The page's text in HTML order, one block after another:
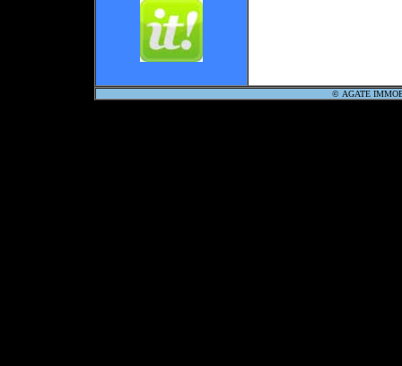
© AGATE